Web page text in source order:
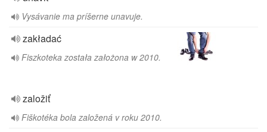
Vysávanie ma príšerne unavuje.
zakładać
Fiszkoteka została założona w 2010.
založiť
Fiškotéka bola založená v roku 2010.